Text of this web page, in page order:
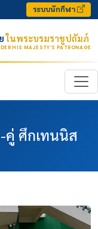
ระบบนักกีฬา
ในพระบรมราชูปถัมภ์
HIS MAJESTY’S PATRONAGE
คู่ ศึกเทนนิส